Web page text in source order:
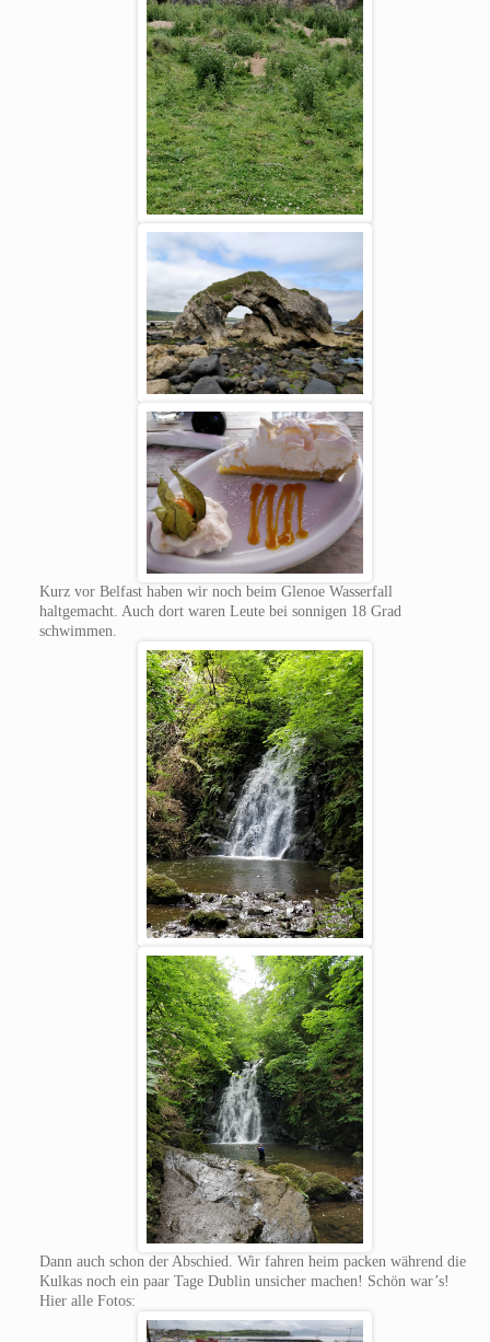
Kurz vor Belfast haben wir noch beim Glenoe Wasserfall
haltgemacht. Auch dort waren Leute bei sonnigen 18 Grad
schwimmen.
Dann auch schon der Abschied. Wir fahren heim packen während die
Kulkas noch ein paar Tage Dublin unsicher machen! Schön war’s!
Hier alle Fotos: